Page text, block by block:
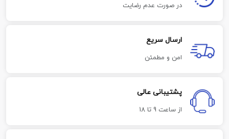
در صورت عدم رضایت
ارسال سریع
امن و مطمئن
پشتیبانی عالی
از ساعت 9 تا 18